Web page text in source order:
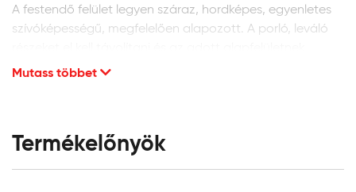
A festendő felület legyen száraz, hordképes, egyenletes
szívóképességű, megfelelően alapozott. A porló, leváló
megfelelően kijavítani. A vakolat minősége legyen min. vH
Új, vakolt vagy beton felületek:
felület szívóképességének kiegyenlítéséhez a
Mutass többet
Termékelőnyök